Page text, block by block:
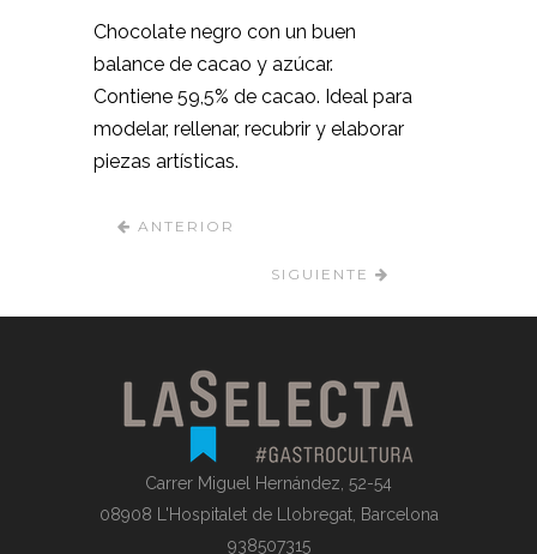
Chocolate negro con un buen
balance de cacao y azúcar.
Contiene 59,5% de cacao. Ideal para
modelar, rellenar, recubrir y elaborar
piezas artísticas.
ANTERIOR
SIGUIENTE
Carrer Miguel Hernández, 52-54
08908 L'Hospitalet de Llobregat, Barcelona
938507315